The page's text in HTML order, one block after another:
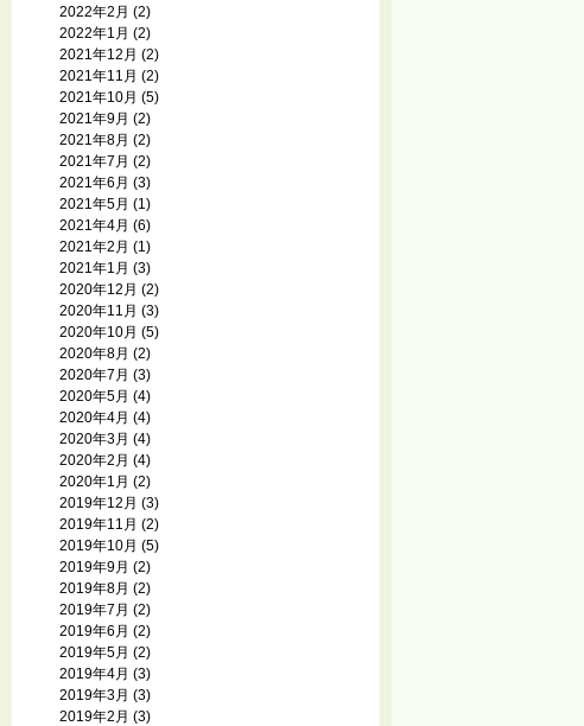
2022年2月 (2)
2022年1月 (2)
2021年12月 (2)
2021年11月 (2)
2021年10月 (5)
2021年9月 (2)
2021年8月 (2)
2021年7月 (2)
2021年6月 (3)
2021年5月 (1)
2021年4月 (6)
2021年2月 (1)
2021年1月 (3)
2020年12月 (2)
2020年11月 (3)
2020年10月 (5)
2020年8月 (2)
2020年7月 (3)
2020年5月 (4)
2020年4月 (4)
2020年3月 (4)
2020年2月 (4)
2020年1月 (2)
2019年12月 (3)
2019年11月 (2)
2019年10月 (5)
2019年9月 (2)
2019年8月 (2)
2019年7月 (2)
2019年6月 (2)
2019年5月 (2)
2019年4月 (3)
2019年3月 (3)
2019年2月 (3)